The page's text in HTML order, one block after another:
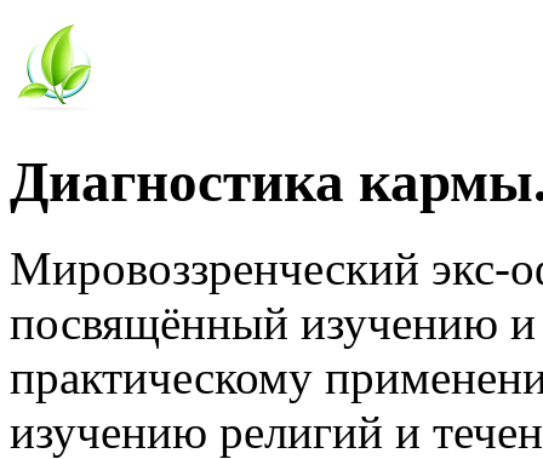
Диагностика
Мировоззренческий
посвящённый изучению
практическому
изучению религий и